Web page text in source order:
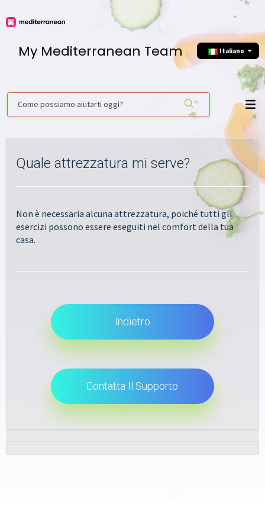
My Mediterranean Team Italiano
Quale attrezzatura mi serve?
Non è necessaria alcuna attrezzatura, poiché tutti gli
esercizi possono essere eseguiti nel comfort della tua
casa.
Indietro
Contatta Il Supporto